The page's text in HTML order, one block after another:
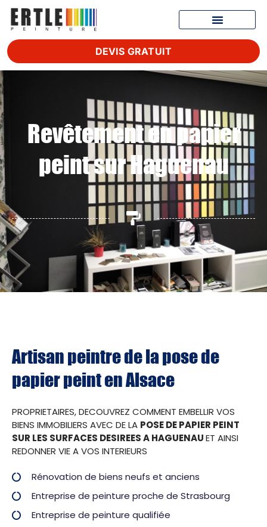
DEVIS GRATUIT
Revêtement en papier
peint sur Haguenau
Artisan peintre de la pose de
papier peint en Alsace
PROPRIETAIRES, DECOUVREZ COMMENT EMBELLIR VOS
BIENS IMMOBILIERS AVEC DE LA POSE DE PAPIER PEINT
SUR LES SURFACES DESIREES A HAGUENAUET AINSI
REDONNER VIE A VOS INTERIEURS
Rénovation de biens neufs et anciens
Entreprise de peinture proche de Strasbourg
Entreprise de peinture qualifiée